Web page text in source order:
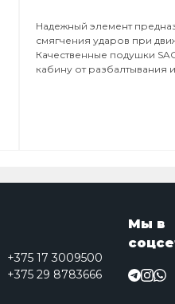
Надежный элемент
смягчения ударов при
Качественные подушки
кабину от разбалтывания
+375 17 3009500
+375 29 8783666
Мы в